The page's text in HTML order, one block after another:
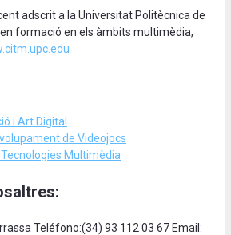
adscrit a la Universitat Politècnica de
formació en els àmbits multimèdia,
i Art Digital
de Videojocs
Multimèdia
Teléfono:(34) 93 112 03 67 Email: